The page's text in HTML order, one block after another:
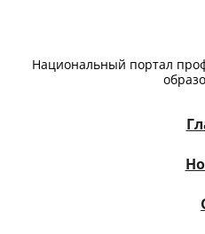
Национальный портал